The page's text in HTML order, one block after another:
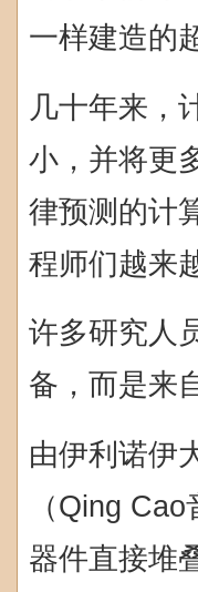
一样建造的
几十年来，
小，并将更
律预测的计
程师们越来
许多研究人
备，而是来
由伊利诺伊
（Qing
器件直接堆